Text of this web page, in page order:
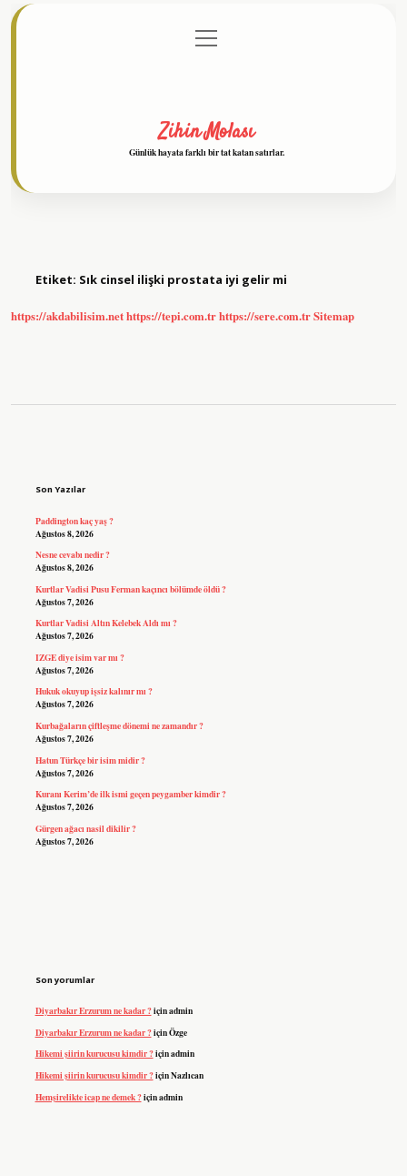
Gizlilik Politikası
menüyü
aç
Zihin Molası
Günlük hayata farklı bir tat katan satırlar.
Etiket: Sık cinsel ilişki prostata iyi gelir mi
https://akdabilisim.nethttps://tepi.com.trhttps://sere.com.trSitemap
Son Yazılar
Paddington kaç yaş ?
Ağustos 8, 2026
Nesne cevabı nedir ?
Ağustos 8, 2026
Kurtlar Vadisi Pusu Ferman kaçıncı bölümde öldü ?
Ağustos 7, 2026
Kurtlar Vadisi Altın Kelebek Aldı mı ?
Ağustos 7, 2026
IZGE diye isim var mı ?
Ağustos 7, 2026
Hukuk okuyup işsiz kalınır mı ?
Ağustos 7, 2026
Kurbağaların çiftleşme dönemi ne zamandır ?
Ağustos 7, 2026
Hatun Türkçe bir isim midir ?
Ağustos 7, 2026
Kuranı Kerim’de ilk ismi geçen peygamber kimdir ?
Ağustos 7, 2026
Gürgen ağacı nasil dikilir ?
Ağustos 7, 2026
Son yorumlar
Diyarbakır Erzurum ne kadar ?içinadmin
Diyarbakır Erzurum ne kadar ?içinÖzge
Hikemi şiirin kurucusu kimdir ?içinadmin
Hikemi şiirin kurucusu kimdir ?içinNazlıcan
Hemşirelikte icap ne demek ?içinadmin